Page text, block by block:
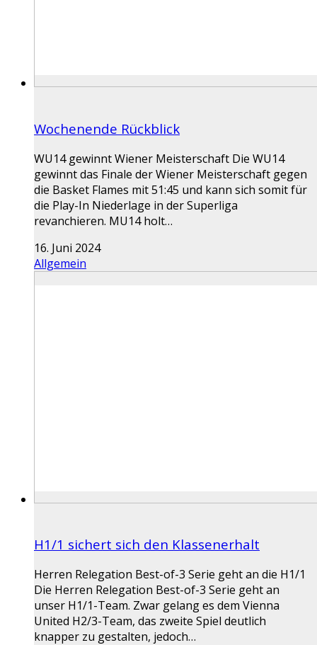
Wochenende Rückblick
WU14 gewinnt Wiener Meisterschaft Die WU14
gewinnt das Finale der Wiener Meisterschaft gegen
die Basket Flames mit 51:45 und kann sich somit für
die Play-In Niederlage in der Superliga
revanchieren. MU14 holt…
16. Juni 2024
Allgemein
H1/1 sichert sich den Klassenerhalt
Herren Relegation Best-of-3 Serie geht an die H1/1
Die Herren Relegation Best-of-3 Serie geht an
unser H1/1-Team. Zwar gelang es dem Vienna
United H2/3-Team, das zweite Spiel deutlich
knapper zu gestalten, jedoch…